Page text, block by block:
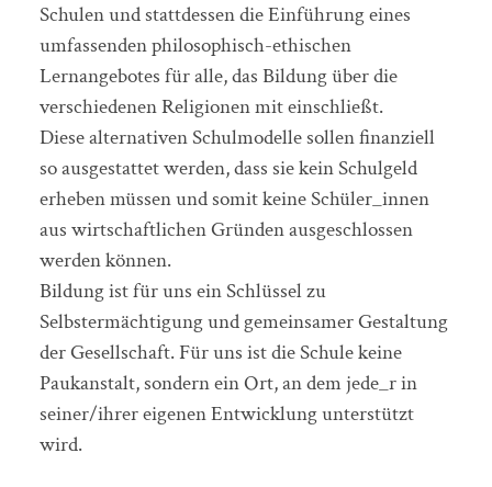
Schulen und stattdessen die Einführung eines
umfassenden philosophisch-ethischen
Lernangebotes für alle, das Bildung über die
verschiedenen Religionen mit einschließt.
Diese alternativen Schulmodelle sollen finanziell
so ausgestattet werden, dass sie kein Schulgeld
erheben müssen und somit keine Schüler_innen
aus wirtschaftlichen Gründen ausgeschlossen
werden können.
Bildung ist für uns ein Schlüssel zu
Selbstermächtigung und gemeinsamer Gestaltung
der Gesellschaft. Für uns ist die Schule keine
Paukanstalt, sondern ein Ort, an dem jede_r in
seiner/ihrer eigenen Entwicklung unterstützt
wird.